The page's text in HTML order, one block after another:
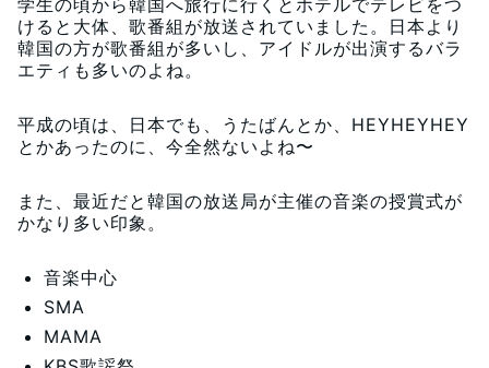
けると大体、歌番組が放送されていました。日本より
韓国の方が歌番組が多いし、アイドルが出演するバラ
エティも多いのよね。
平成の頃は、日本でも、うたばんとか、HEYHEYHEY
とかあったのに、今全然ないよね〜
また、最近だと韓国の放送局が主催の音楽の授賞式が
かなり多い印象。
音楽中心
SMA
MAMA